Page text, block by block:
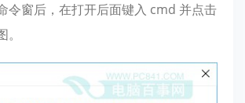
令窗后，在打开后面键入 cmd 并点击